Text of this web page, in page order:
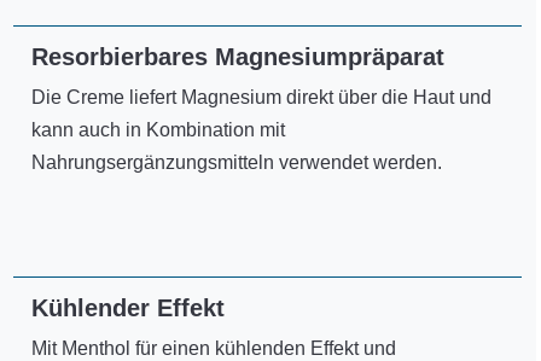
Resorbierbares Magnesiumpräparat
Die Creme liefert Magnesium direkt über die Haut und
kann auch in Kombination mit
Nahrungsergänzungsmitteln verwendet werden.
Kühlender Effekt
Mit Menthol für einen kühlenden Effekt und